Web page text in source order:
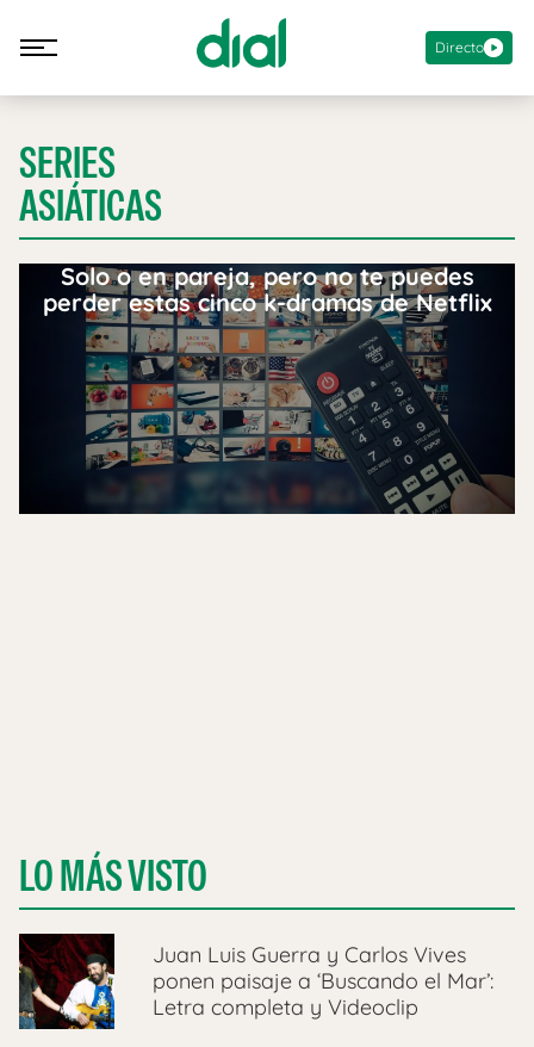
Directo
SERIES
ASIÁTICAS
Solo o en pareja, pero no te puedes
perder estas cinco k-dramas de Netflix
LO MÁS VISTO
Juan Luis Guerra y Carlos Vives
ponen paisaje a ‘Buscando el Mar’:
Letra completa y Videoclip